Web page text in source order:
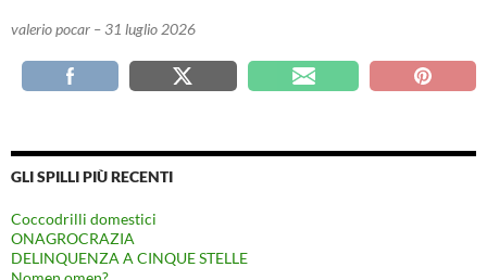
valerio pocar – 31 luglio 2026
GLI SPILLI PIÙ RECENTI
Coccodrilli domestici
ONAGROCRAZIA
DELINQUENZA A CINQUE STELLE